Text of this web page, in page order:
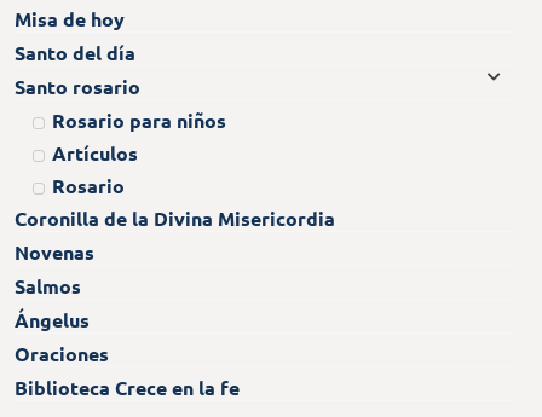
Misa de hoy
Santo del día
Santo rosario
Rosario para niños
Artículos
Rosario
Coronilla de la Divina Misericordia
Novenas
Salmos
Ángelus
Oraciones
Biblioteca Crece en la fe